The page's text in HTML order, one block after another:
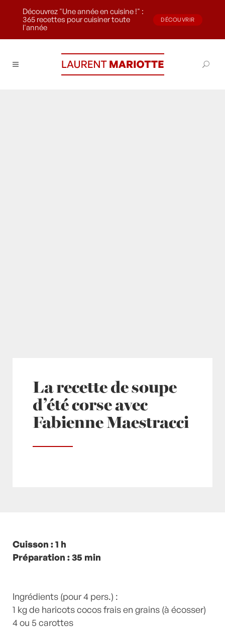
Découvrez "Une année en cuisine !" :
365 recettes pour cuisiner toute
l'année
DÉCOUVRIR
La recette de soupe
d’été corse avec
Fabienne Maestracci
Posté à 11:00h
Recette -,3 ingrédients
Cuisson : 1 h
Préparation : 35 min
Ingrédients (pour 4 pers.) :
1 kg de haricots cocos frais en grains (à écosser)
4 ou 5 carottes